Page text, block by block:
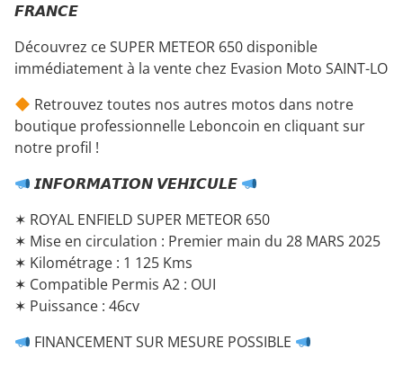
𝙁𝙍𝘼𝙉𝘾𝙀
Découvrez ce SUPER METEOR 650 disponible
immédiatement à la vente chez Evasion Moto SAINT-LO
Retrouvez toutes nos autres motos dans notre
boutique professionnelle Leboncoin en cliquant sur
notre profil !
𝙄𝙉𝙁𝙊𝙍𝙈𝘼𝙏𝙄𝙊𝙉 𝙑𝙀𝙃𝙄𝘾𝙐𝙇𝙀
✶ ROYAL ENFIELD SUPER METEOR 650
✶ Mise en circulation : Premier main du 28 MARS 2025
✶ Kilométrage : 1 125 Kms
✶ Compatible Permis A2 : OUI
✶ Puissance : 46cv
FINANCEMENT SUR MESURE POSSIBLE